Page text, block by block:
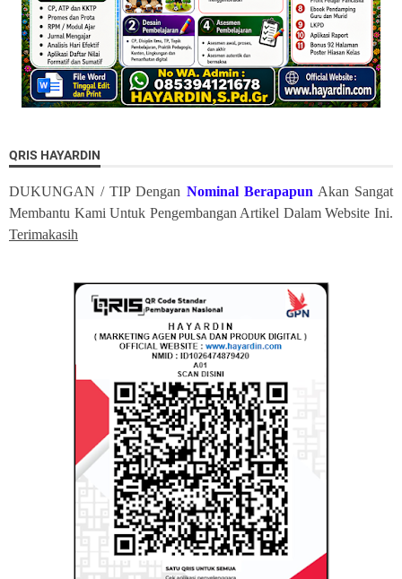
QRIS HAYARDIN
DUKUNGAN / TIP Dengan Nominal Berapapun Akan Sangat
Membantu Kami Untuk Pengembangan Artikel Dalam Website Ini.
Terimakasih